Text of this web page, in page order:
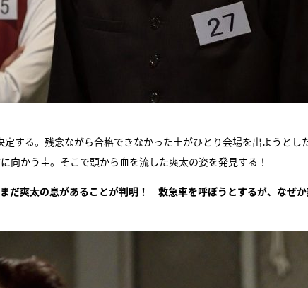
する。残念ながら合格できなかった圭がひとり会場を出ようとし
かう圭。そこで頭から血を流した爽太の姿を発見する！
だ爽太の息があることが判明！ 救急車を呼ぼうとするが、なぜか